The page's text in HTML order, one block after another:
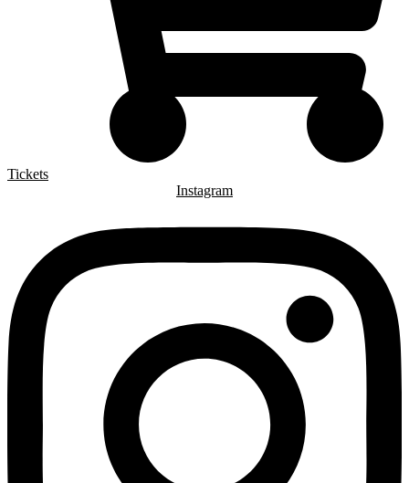
Tickets
Instagram